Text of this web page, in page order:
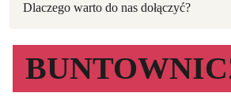
Dlaczego warto do nas dołączyć?